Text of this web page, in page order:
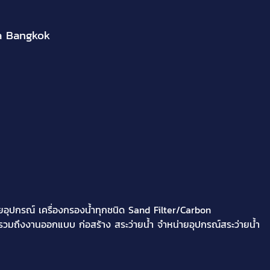
Bangkok
อุปกรณ์ เครื่องกรองน้ำทุกชนิด Sand Filter/Carbon
ถึงงานออกแบบ ก่อสร้าง สระว่ายน้ำ จำหน่ายอุปกรณ์สระว่ายน้ำ